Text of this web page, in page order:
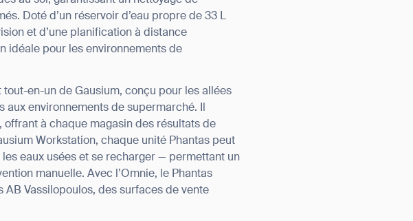
Doté d’un réservoir d’eau propre de 33 L
et d’une planification à distance
idéale pour les environnements de
en-un de Gausium, conçu pour les allées
environnements de supermarché. Il
offrant à chaque magasin des résultats de
Workstation, chaque unité Phantas peut
eaux usées et se recharger — permettant un
manuelle. Avec l’Omnie, le Phantas
AB Vassilopoulos, des surfaces de vente